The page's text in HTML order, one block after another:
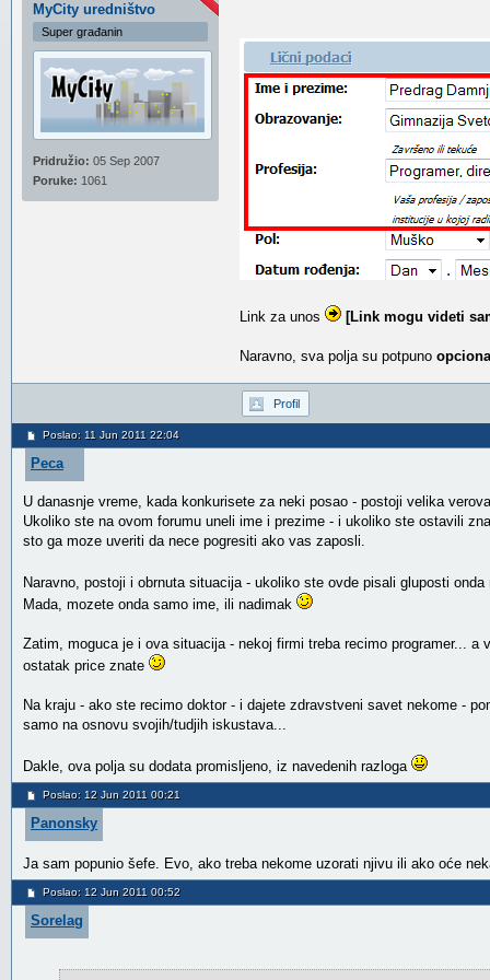
MyCity uredništvo
Super građanin
Pridružio: 05 Sep 2007
Poruke: 1061
Link za unos [Link mogu videti
Naravno, sva polja su potpuno opciona
Profil
Poslao: 11 Jun 2011 22:04
Peca
U danasnje vreme, kada konkurisete za neki posao - postoji velika
Ukoliko ste na ovom forumu uneli ime i prezime - i ukoliko ste ostavili
sto ga moze uveriti da nece pogresiti ako vas zaposli.
Naravno, postoji i obrnuta situacija - ukoliko ste ovde pisali gluposti
Mada, mozete onda samo ime, ili nadimak
Zatim, moguca je i ova situacija - nekoj firmi treba recimo programer...
ostatak price znate
Na kraju - ako ste recimo doktor - i dajete zdravstveni savet nekome -
samo na osnovu svojih/tudjih iskustava...
Dakle, ova polja su dodata promisljeno, iz navedenih razloga
Poslao: 12 Jun 2011 00:21
Panonsky
Ja sam popunio šefe. Evo, ako treba nekome uzorati njivu ili ako oće
Poslao: 12 Jun 2011 00:52
Sorelag